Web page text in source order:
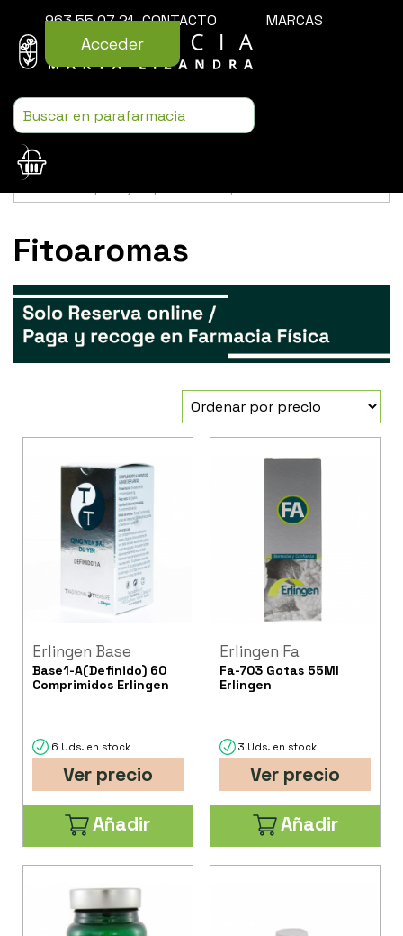
963 55 07 21 CONTACTO MARCAS
Acceder
Usamos cookies para mejorar la experiencia de la web. Si sigues
Fitoaromas
Erlingen Base
Base1-A(Definido) 60
Comprimidos Erlingen
6 Uds. en stock
Ver precio
Añadir
Erlingen Fa
Fa-703 Gotas 55Ml
Erlingen
3 Uds. en stock
Ver precio
Añadir